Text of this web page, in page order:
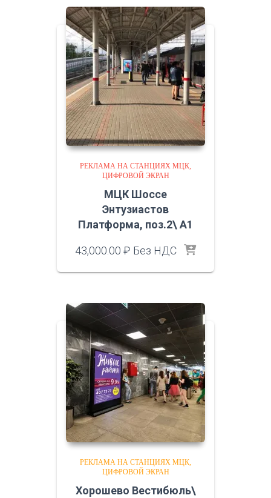
РЕКЛАМА НА СТАНЦИЯХ МЦК
ЦИФРОВОЙ ЭКРАН
МЦК Шоссе
Энтузиастов
Платформа, поз.2\ A1
43,000.00 ₽ Без НДС
РЕКЛАМА НА СТАНЦИЯХ МЦК
ЦИФРОВОЙ ЭКРАН
Хорошево Вестибюль\